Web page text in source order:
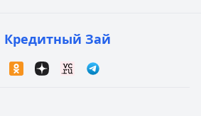
Кредитный Зай